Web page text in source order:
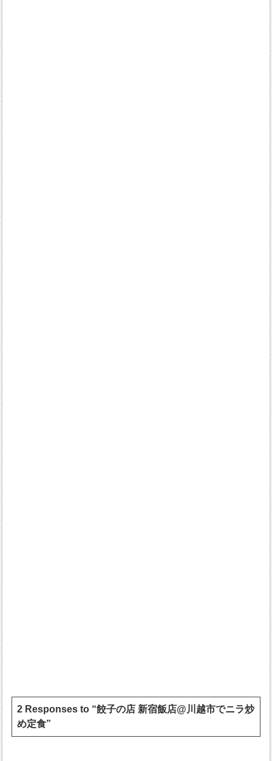
2 Responses to “餃子の店 新宿飯店@川越市でニラ炒
め定食”